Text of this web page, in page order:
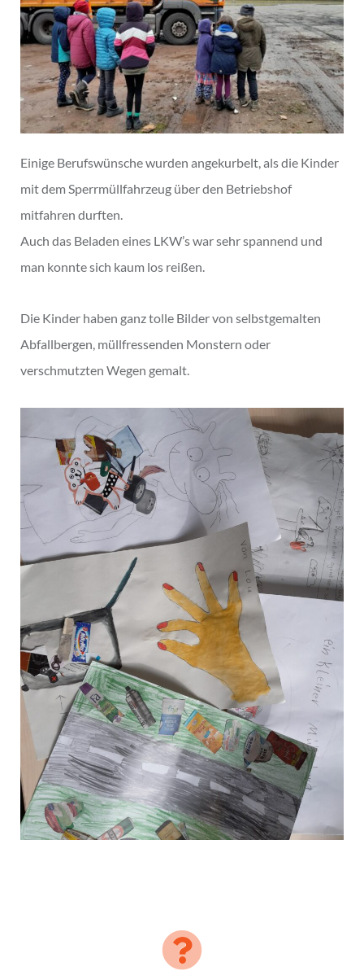
Einige Berufswünsche wurden angekurbelt, als die Kinder
mit dem Sperrmüllfahrzeug über den Betriebshof
mitfahren durften.
Auch das Beladen eines LKW’s war sehr spannend und
man konnte sich kaum los reißen.
Die Kinder haben ganz tolle Bilder von selbstgemalten
Abfallbergen, müllfressenden Monstern oder
verschmutzten Wegen gemalt.